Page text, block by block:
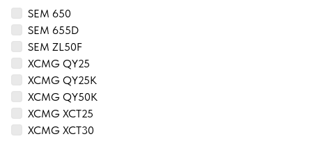
SEM 650
SEM 655D
SEM ZL50F
XCMG QY25
XCMG QY25K
XCMG QY50K
XCMG XCT25
XCMG XCT30